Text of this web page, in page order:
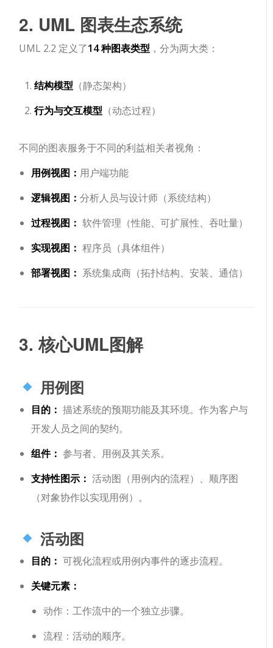
2. UML 图表生态系统
UML 2.2 定义了14 种图表类型 ，分为两大类：
结构模型 （静态架构）
行为与交互模型 （动态过程）
不同的图表服务于不同的利益相关者视角：
用例视图： 用户端功能
逻辑视图：分析人员与设计师（系统结构）
过程视图： 软件管理（性能、可扩展性、吞吐量）
实现视图： 程序员（具体组件）
部署视图： 系统集成商（拓扑结构、安装、通信）
3. 核心UML图解
用例图
目的： 描述系统的预期功能及其环境。作为客户与
开发人员之间的契约。
组件： 参与者、用例及其关系。
支持性图示： 活动图（用例内的流程）、顺序图
（对象协作以实现用例）。
活动图
目的： 可视化流程或用例内事件的逐步流程。
关键元素：
动作 ：工作流中的一个独立步骤。
流程 ：活动的顺序。